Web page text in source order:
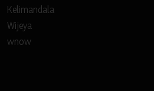
Kelimandala
Wijeya
wnow